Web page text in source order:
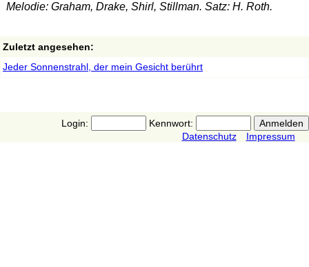
Melodie: Graham, Drake, Shirl, Stillman. Satz: H. Roth.
Zuletzt angesehen:
Jeder Sonnenstrahl, der mein Gesicht berührt
Login:
Kennwort:
Datenschutz
Impressum